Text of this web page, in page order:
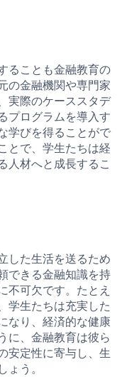
ることも金融教育の
の金融機関や専門家
実際のケーススタデ
プログラムを導入す
学びを得ることがで
とで、学生たちは経
人材へと成長するこ
した生活を送るため
できる金融知識を持
不可欠です。たとえ
学生たちは充実した
なり、経済的な健康
に、金融教育は彼ら
安定性に寄与し、生
ょう。